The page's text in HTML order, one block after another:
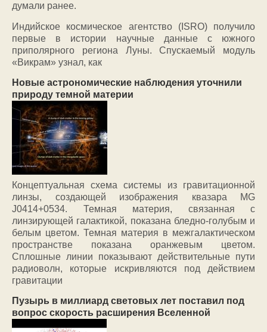
думали ранее.
Индийское космическое агентство (ISRO) получило
первые в истории научные данные с южного
приполярного региона Луны. Спускаемый модуль
«Викрам» узнал, как
Новые астрономические наблюдения уточнили
природу темной материи
Концептуальная схема системы из гравитационной
линзы, создающей изображения квазара MG
J0414+0534. Темная материя, связанная с
линзирующей галактикой, показана бледно-голубым и
белым цветом. Темная материя в межгалактическом
пространстве показана оранжевым цветом.
Сплошные линии показывают действительные пути
радиоволн, которые искривляются под действием
гравитации
Пузырь в миллиард световых лет поставил под
вопрос скорость расширения Вселенной